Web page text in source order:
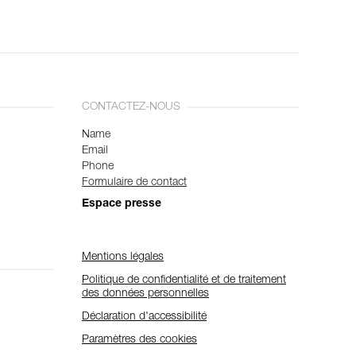
CONTACTEZ-NOUS
Name
Email
Phone
Formulaire de contact
Espace presse
Mentions légales
Politique de confidentialité et de traitement
des données personnelles
Déclaration d'accessibilité
Paramètres des cookies